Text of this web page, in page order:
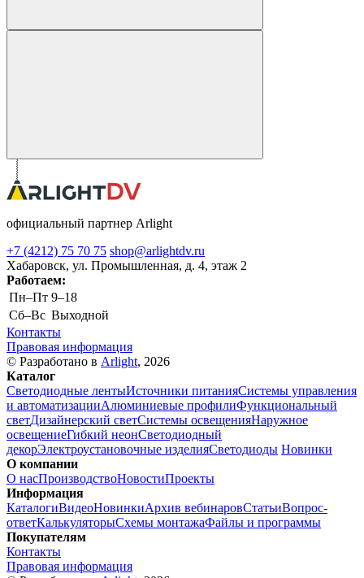
официальный партнер Arlight
+7 (4212) 75 70 75 shop@arlightdv.ru
Хабаровск, ул. Промышленная, д. 4, этаж 2
Работаем:
Пн–Пт 9–18
Cб–Вс Выходной
Контакты
Правовая информация
© Разработано в Arlight, 2026
Каталог
Светодиодные лентыИсточники питанияСистемы управления
и автоматизацииАлюминиевые профилиФункциональный
светДизайнерский светСистемы освещенияНаружное
освещениеГибкий неонСветодиодный
декорЭлектроустановочные изделияСветодиоды Новинки
О компании
О насПроизводствоНовостиПроекты
Информация
КаталогиВидеоНовинкиАрхив вебинаровСтатьиВопрос-
ответКалькуляторыСхемы монтажаФайлы и программы
Покупателям
Контакты
Правовая информация